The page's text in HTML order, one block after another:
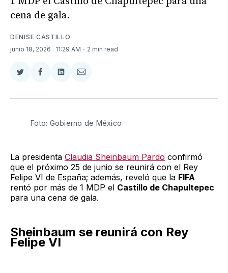
cena de gala.
DENISE CASTILLO
junio 18, 2026 . 11:29 AM - 2 min read
Compartir
Twitter
Compartir
Facebook
Compartir
LinkedIn
Compartir
Email
Foto: Gobierno de México
La presidenta Claudia Sheinbaum Pardo confirmó
que el próximo 25 de junio se reunirá con el Rey
Felipe VI de España; además, reveló que la FIFA
rentó por más de 1 MDP el Castillo de Chapultepec
para una cena de gala.
Sheinbaum se reunirá con Rey
Felipe VI